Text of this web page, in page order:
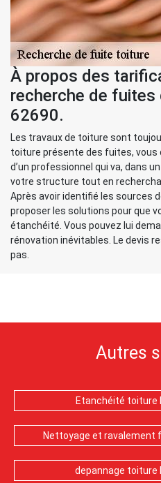
À propos des
recherche de
62690.
Les travaux de toiture sont
toiture présente des fuites, vous
d’un professionnel qui va, dans
votre structure tout en
Après avoir identifié les sources
proposer les solutions pour que
étanchéité. Vous pouvez lui
rénovation inévitables. Le devis
pas.
Autres
Etanchéité toiture
Nettoyage et ravalement
depannage toiture